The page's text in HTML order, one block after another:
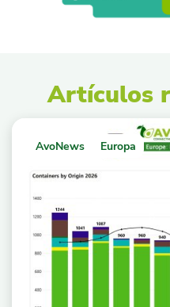
Artículos
AvoNews Europa